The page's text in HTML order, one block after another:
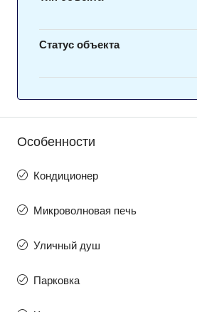
Статус объекта
Особенности
Кондиционер
Микроволновая печь
Уличный душ
Парковка